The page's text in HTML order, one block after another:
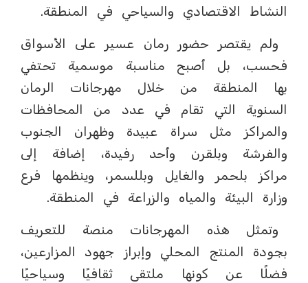
النشاط الاقتصادي والسياحي في المنطقة.
ولم يقتصر حضور رمان عسير على الأسواق
فحسب، بل أصبح مناسبة موسمية تحتفي
بها المنطقة من خلال مهرجانات الرمان
السنوية التي تقام في عدد من المحافظات
والمراكز مثل سراة عبيدة وظهران الجنوب
والفرشة وبلقرن وأحد رفيدة، إضافة إلى
مراكز بلحمر والغايل وبللسمر، وينظمها فرع
وزارة البيئة والمياه والزراعة في المنطقة.
وتمثل هذه المهرجانات منصة للتعريف
بجودة المنتج المحلي وإبراز جهود المزارعين،
فضلًا عن كونها ملتقى ثقافيًا وسياحيًا